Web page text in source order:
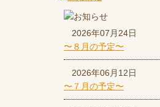
2026年07月24日
〜８月の予定〜
2026年06月12日
〜７月の予定〜